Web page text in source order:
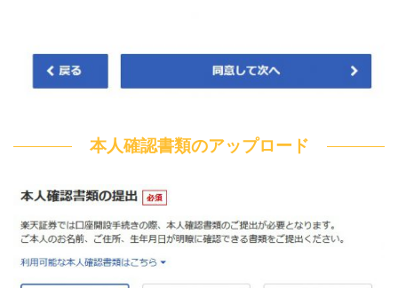
本人確認書類のアップロード